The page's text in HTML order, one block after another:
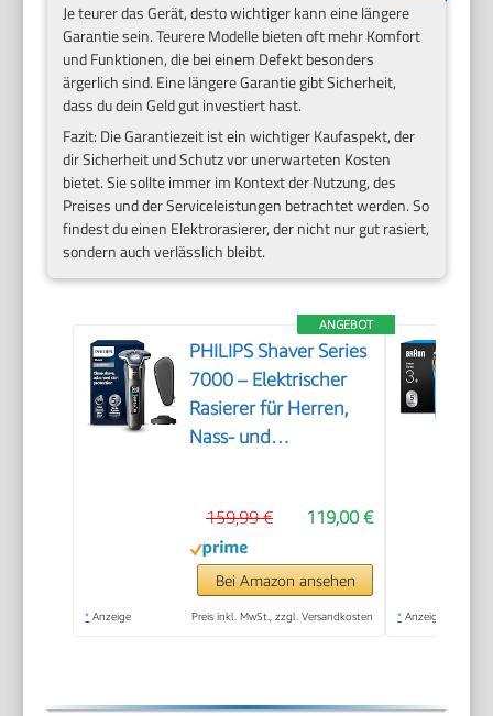
Je teurer das Gerät, desto wichtiger kann eine längere
Garantie sein. Teurere Modelle bieten oft mehr Komfort
und Funktionen, die bei einem Defekt besonders
ärgerlich sind. Eine längere Garantie gibt Sicherheit,
dass du dein Geld gut investiert hast.
Fazit: Die Garantiezeit ist ein wichtiger Kaufaspekt, der
dir Sicherheit und Schutz vor unerwarteten Kosten
bietet. Sie sollte immer im Kontext der Nutzung, des
Preises und der Serviceleistungen betrachtet werden. So
findest du einen Elektrorasierer, der nicht nur gut rasiert,
sondern auch verlässlich bleibt.
ANGEBOT
PHILIPS Shaver Series
7000 – Elektrischer
Rasierer für Herren,
Nass- und
Trimmer, Ladestation
& Reiseetui (Modell
S7887/35)
119,00 €
159,99 €
Bei Amazon ansehen
* Anzeige Preis inkl. MwSt., zzgl. Versandkosten * Anzeige